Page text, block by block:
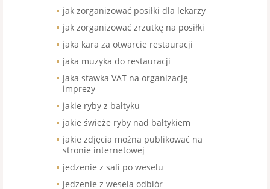
jak zorganizować posiłki dla lekarzy
jak zorganizować zrzutkę na posiłki
jaka kara za otwarcie restauracji
jaka muzyka do restauracji
jaka stawka VAT na organizację
imprezy
jakie ryby z bałtyku
jakie świeże ryby nad bałtykiem
jakie zdjęcia można publikować na
stronie internetowej
jedzenie z sali po weselu
jedzenie z wesela odbiór